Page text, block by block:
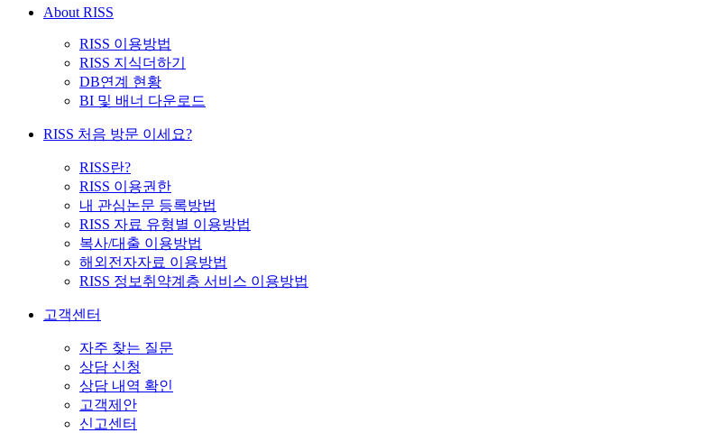
About RISS
RISS 이용방법
RISS 지식더하기
DB연계 현황
BI 및 배너 다운로드
RISS 처음 방문 이세요?
RISS란?
RISS 이용권한
내 관심논문 등록방법
RISS 자료 유형별 이용방법
복사/대출 이용방법
해외전자자료 이용방법
RISS 정보취약계층 서비스 이용방법
고객센터
자주 찾는 질문
상담 신청
상담 내역 확인
고객제안
신고센터